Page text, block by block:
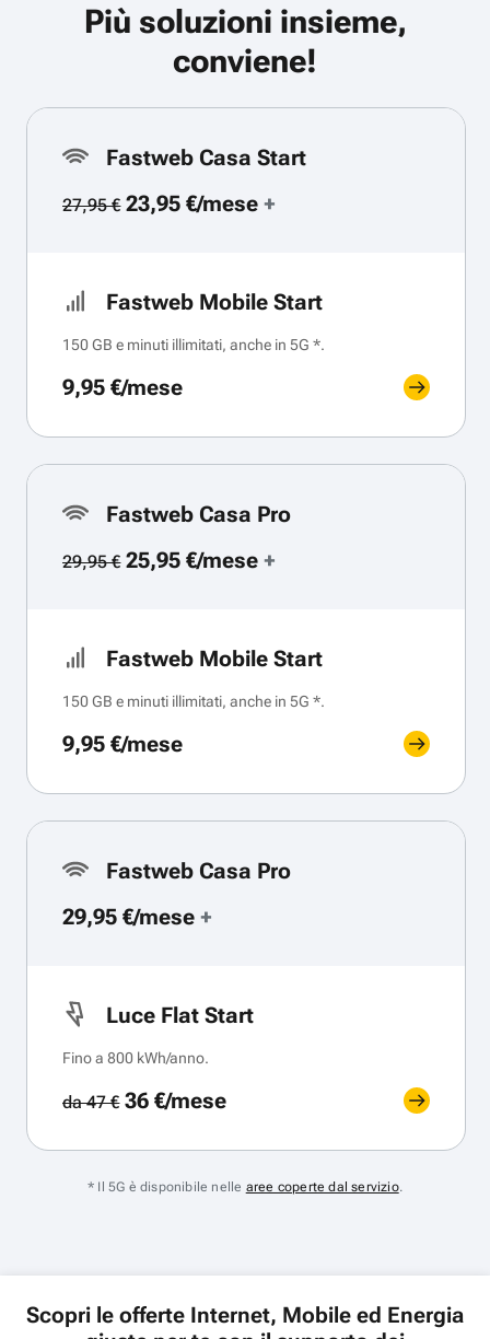
Più soluzioni insieme,
conviene!
Fastweb Casa Start
27,95 €23,95 €/mese+
Fastweb Mobile Start
150 GB e minuti illimitati, anche in 5G *.
9,95 €/mese
Fastweb Casa Pro
29,95 €25,95 €/mese+
Fastweb Mobile Start
150 GB e minuti illimitati, anche in 5G *.
9,95 €/mese
Fastweb Casa Pro
29,95 €/mese +
Luce Flat Start
Fino a 800 kWh/anno.
da 47 €36 €/mese
* Il 5G è disponibile nelle aree coperte dal servizio.
Scopri le offerte Internet, Mobile ed Energia